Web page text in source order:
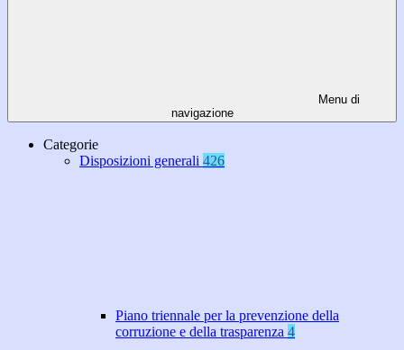
Menu di
navigazione
Categorie
Disposizioni generali 426
Piano triennale per la prevenzione della
corruzione e della trasparenza 4